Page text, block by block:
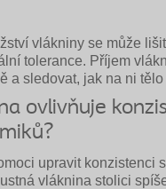
vlákniny se může
tolerance. Příjem
a sledovat, jak na ni
ovlivňuje
upravit konzistenci
vláknina stolici